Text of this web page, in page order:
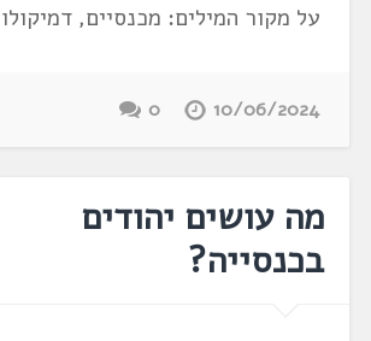
על מקור המילים: מכנסיים, דמיקולו
10/06/2024
0
מה עושים יהודים
בכנסייה?